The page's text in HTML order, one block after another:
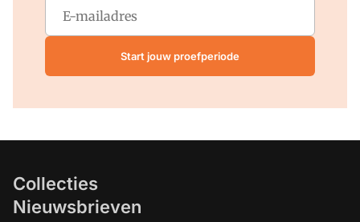
Start jouw proefperiode
Collecties
Nieuwsbrieven